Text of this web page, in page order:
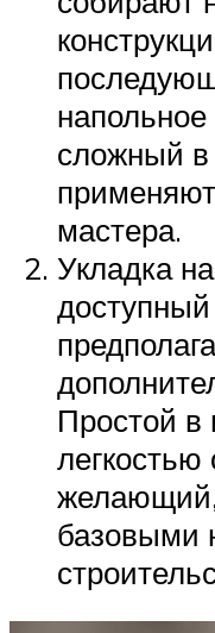
сложный в
мастера.
Укладка
Простой в
базовыми